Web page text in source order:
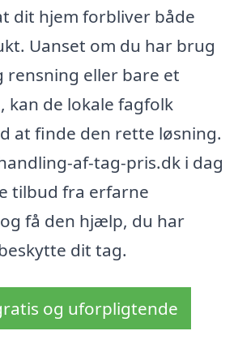
dit hjem forbliver både
Uanset om du har brug
eller bare et
kan de lokale fagfolk
at finde den rette løsning.
af-tag-pris.dk i dag
tilbud fra erfarne
få den hjælp, du har
dit tag.
og uforpligtende